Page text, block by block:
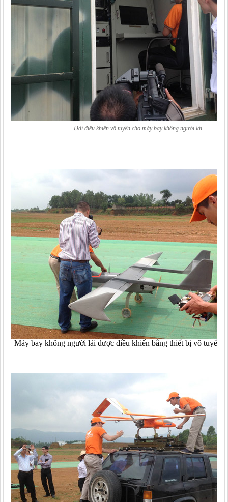
Đài điều khiển vô tuyến cho máy bay không người lái.
Máy bay không người lái được điều khiển bằng thiết bị vô tuyến